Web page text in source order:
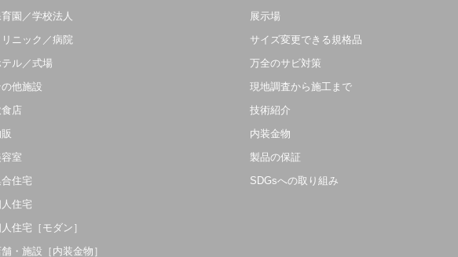
園／学校法人
リニック／病院
テル／式場
の他施設
店
容室
住宅
住宅
住宅［モダン］
・施設［内装金物］
展示場
サイズ変更できる規格品
万全のサビ対策
現地調査から施工まで
技術紹介
内装金物
製品の保証
SDGsへの取り組み